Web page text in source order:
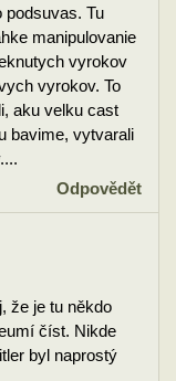
podsuvas. Tu
manipulovanie
vyrokov
vyrokov. To
aku velku cast
bavime, vytvarali
Odpovědět
že je tu někdo
číst. Nikde
byl naprostý